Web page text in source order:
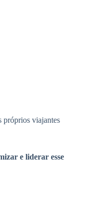
próprios viajantes
e liderar esse